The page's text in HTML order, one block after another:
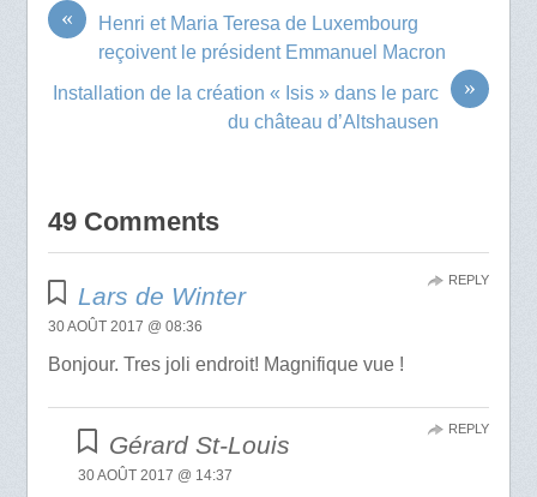
«
Henri et Maria Teresa de Luxembourg
reçoivent le président Emmanuel Macron
»
Installation de la création « Isis » dans le parc
du château d’Altshausen
49 Comments
Lars de Winter
30 AOÛT 2017 @ 08:36
Bonjour. Tres joli endroit! Magnifique vue !
REPLY
Gérard St-Louis
30 AOÛT 2017 @ 14:37
REPLY